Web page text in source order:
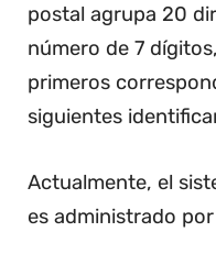
postal agrupa 20
número de 7
primeros
siguientes
Actualmente, el
es administrado